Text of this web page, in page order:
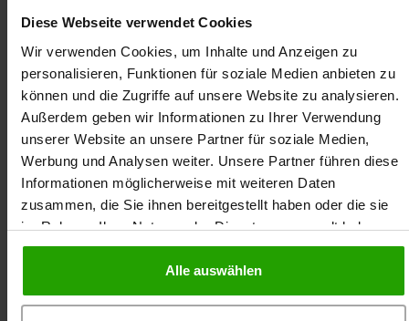
Diese Webseite verwendet Cookies
Wir verwenden Cookies, um Inhalte und Anzeigen zu
personalisieren, Funktionen für soziale Medien anbieten zu
können und die Zugriffe auf unsere Website zu analysieren.
Außerdem geben wir Informationen zu Ihrer Verwendung
unserer Website an unsere Partner für soziale Medien,
Werbung und Analysen weiter. Unsere Partner führen diese
Informationen möglicherweise mit weiteren Daten
zusammen, die Sie ihnen bereitgestellt haben oder die sie
im Rahmen Ihrer Nutzung der Dienste gesammelt haben.
Alle auswählen
Jaqueline Gräbert ist examinierte Gesundheits- und
Krankenpflegerin sowie Fachtherapeut Wunde
ICW®. Im St. Hedwig Krankenhaus Berlin
verantwortet sie die pflegerische Leitung der
Chirurgie sowie die stellvertretende Stationsleitung.
Für Dr. Ausbüttel ist sie seit 2016 als Moderatorin
im Rahmen der Fortbildungen der modernen
Wundversorgung tätig.
Häufig zusammen gebucht